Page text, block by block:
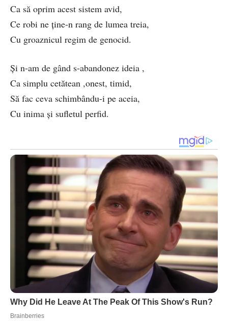
Ca să oprim acest sistem avid,
Ce robi ne ține-n rang de lumea treia,
Cu groaznicul regim de genocid.
Și n-am de gând s-abandonez ideia ,
Ca simplu cetătean ,onest, timid,
Să fac ceva schimbându-i pe aceia,
Cu inima și sufletul perfid.